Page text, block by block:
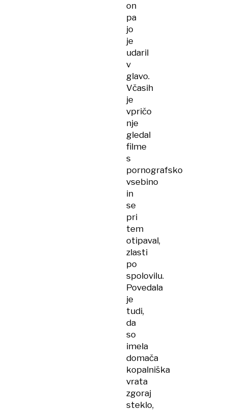
on
pa
jo
je
udaril
v
glavo.
Včasih
je
vpričo
nje
gledal
filme
s
pornografsko
vsebino
in
se
pri
tem
otipaval,
zlasti
po
spolovilu.
Povedala
je
tudi,
da
so
imela
domača
kopalniška
vrata
zgoraj
steklo,